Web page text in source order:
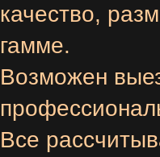
качество,
гамме.
Возможен
Все